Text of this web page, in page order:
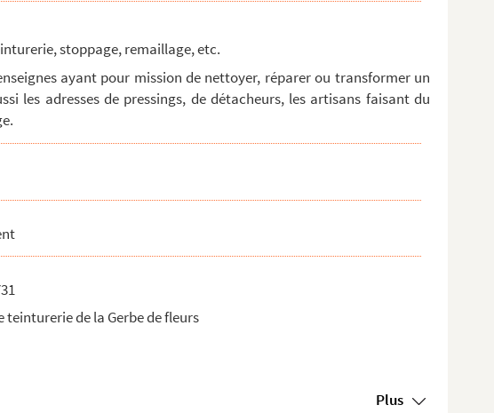
stoppage, remaillage, etc.
ayant pour mission de nettoyer, réparer ou transformer un
les adresses de pressings, de détacheurs, les artisans faisant du
teinturerie de la Gerbe de fleurs
Plus